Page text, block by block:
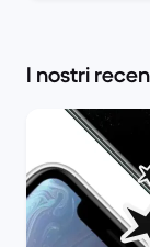
I nostri